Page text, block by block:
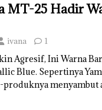
MT-25 Hadir
ivana 1
Agresif, Ini Warna
Blue. Sepertinya
menyambut